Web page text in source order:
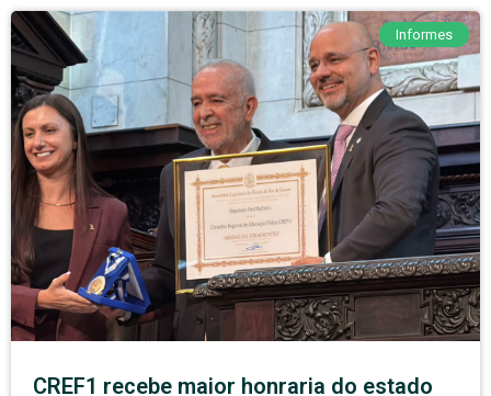
Informes
CREF1 recebe maior honraria do estado